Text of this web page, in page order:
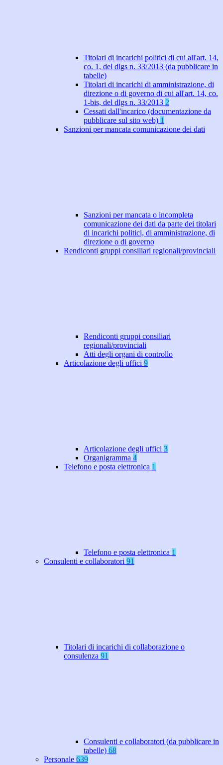
Titolari di incarichi politici di cui all'art. 14,
co. 1, del dlgs n. 33/2013 (da pubblicare in
tabelle)
Titolari di incarichi di amministrazione, di
direzione o di governo di cui all'art. 14, co.
1-bis, del dlgs n. 33/2013 2
Cessati dall'incarico (documentazione da
pubblicare sul sito web) 1
Sanzioni per mancata comunicazione dei dati
Sanzioni per mancata o incompleta
comunicazione dei dati da parte dei titolari
di incarichi politici, di amministrazione, di
direzione o di governo
Rendiconti gruppi consiliari regionali/provinciali
Rendiconti gruppi consiliari
regionali/provinciali
Atti degli organi di controllo
Articolazione degli uffici 9
Articolazione degli uffici 3
Organigramma 4
Telefono e posta elettronica 1
Telefono e posta elettronica 1
Consulenti e collaboratori 91
Titolari di incarichi di collaborazione o
consulenza 91
Consulenti e collaboratori (da pubblicare in
tabelle) 68
Personale 639